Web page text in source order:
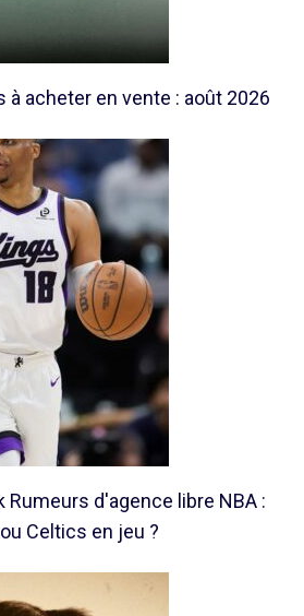
à acheter en vente : août 2026
Rumeurs d'agence libre NBA :
Celtics en jeu ?